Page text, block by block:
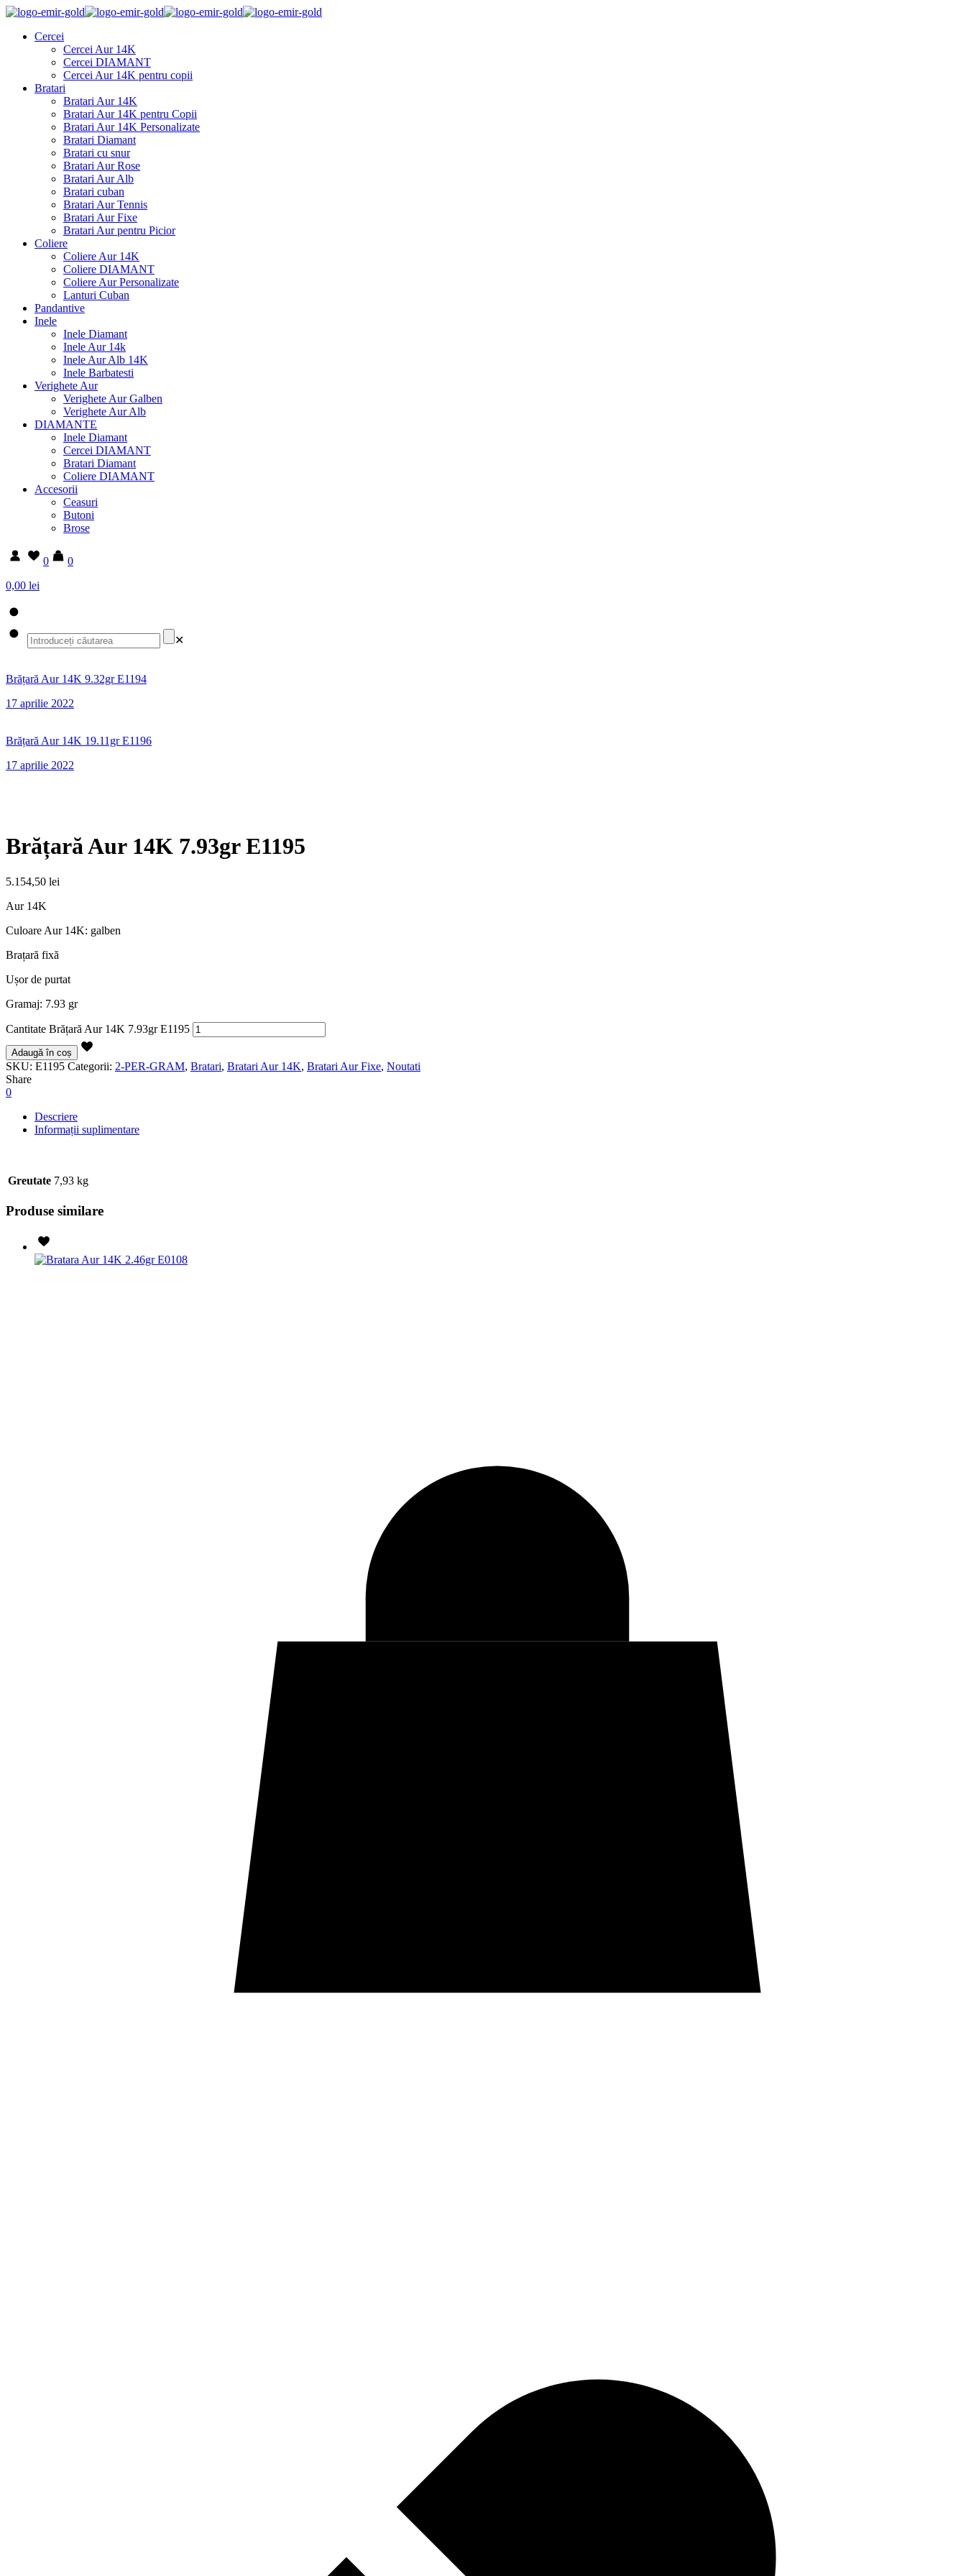
Cercei
Cercei Aur 14K
Cercei DIAMANT
Cercei Aur 14K pentru copii
Bratari
Bratari Aur 14K
Bratari Aur 14K pentru Copii
Bratari Aur 14K Personalizate
Bratari Diamant
Bratari cu snur
Bratari Aur Rose
Bratari Aur Alb
Bratari cuban
Bratari Aur Tennis
Bratari Aur Fixe
Bratari Aur pentru Picior
Coliere
Coliere Aur 14K
Coliere DIAMANT
Coliere Aur Personalizate
Lanturi Cuban
Pandantive
Inele
Inele Diamant
Inele Aur 14k
Inele Aur Alb 14K
Inele Barbatesti
Verighete Aur
Verighete Aur Galben
Verighete Aur Alb
DIAMANTE
Inele Diamant
Cercei DIAMANT
Bratari Diamant
Coliere DIAMANT
Accesorii
Ceasuri
Butoni
Brose
0
0
0,00 lei
✕
Brățară Aur 14K 9.32gr E1194
17 aprilie 2022
Brățară Aur 14K 19.11gr E1196
17 aprilie 2022
Brățară Aur 14K 7.93gr E1195
5.154,50 lei
Aur 14K
Culoare Aur 14K: galben
Brațară fixă
Ușor de purtat
Gramaj: 7.93 gr
Cantitate Brățară Aur 14K 7.93gr E1195
Adaugă în coș
SKU: E1195 Categorii: 2-PER-GRAM, Bratari, Bratari Aur 14K, Bratari Aur Fixe, Noutati
Share
0
Descriere
Informații suplimentare
Greutate 7,93 kg
Produse similare